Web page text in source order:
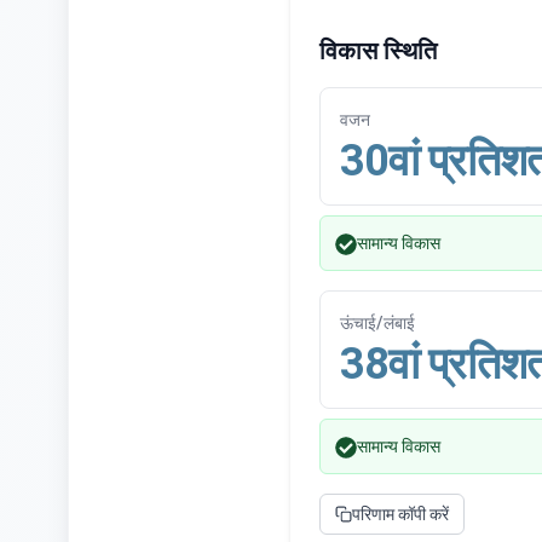
विकास स्थिति
वजन
30वां
सामान्य विकास
ऊंचाई/लंबाई
38वां
सामान्य विकास
परिणाम कॉपी करें